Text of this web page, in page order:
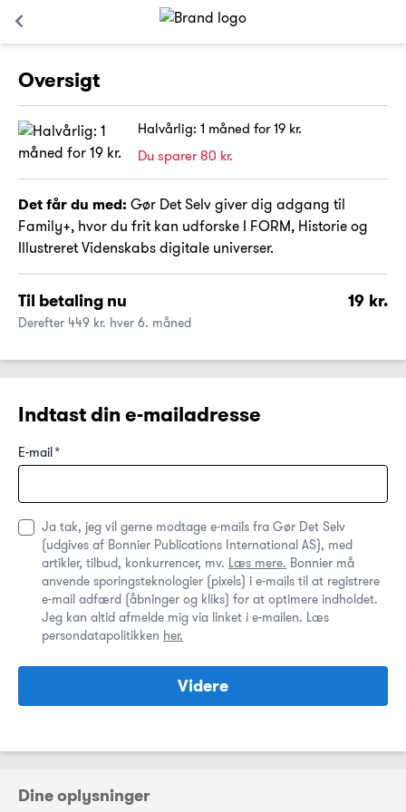
Indtast din e-mailadresse
E-mail*
Ja tak, jeg vil gerne modtage e-mails fra Gør Det Selv
(udgives af Bonnier Publications International AS), med
artikler, tilbud, konkurrencer, mv. Læs mere. Bonnier må
anvende sporingsteknologier (pixels) i e-mails til at registrere
e-mail adfærd (åbninger og kliks) for at optimere indholdet.
Jeg kan altid afmelde mig via linket i e-mailen. Læs
persondatapolitikken her.
Videre
Dine oplysninger
Oversigt
Halvårlig: 1 måned for 19 kr.
Du sparer 80 kr.
Det får du med: Gør Det Selv giver dig adgang til
Family+, hvor du frit kan udforske I FORM, Historie og
Illustreret Videnskabs digitale universer.
Til betaling nu 19 kr.
Derefter 449 kr. hver 6. måned